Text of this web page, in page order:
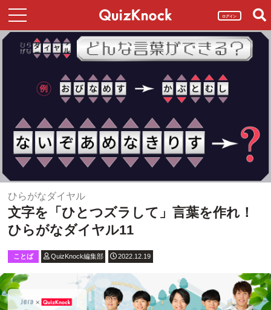
ログイン
ひらがなダイヤル
文字を「ひとつズラして」言葉を作れ！
ひらがなダイヤル11
ことば QuizKnock編集部 2022.12.19